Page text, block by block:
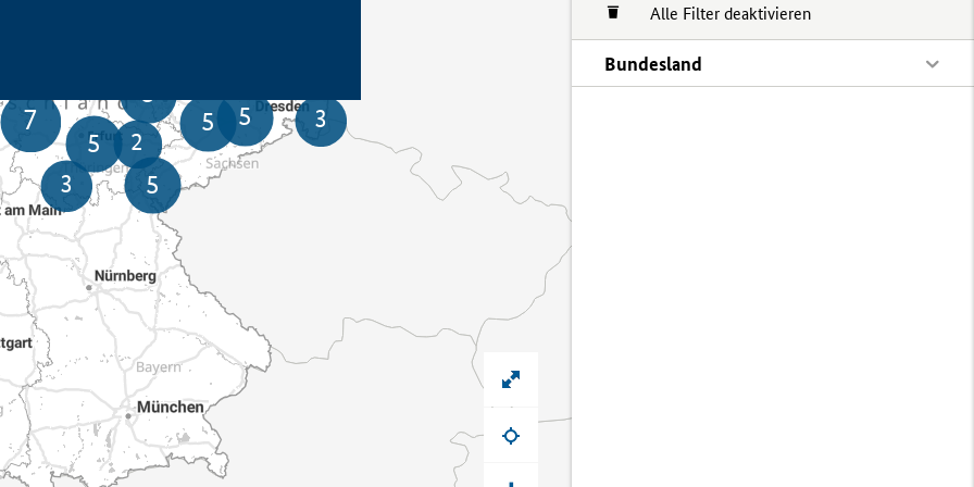
Alle Filter deaktivieren
Bundesland